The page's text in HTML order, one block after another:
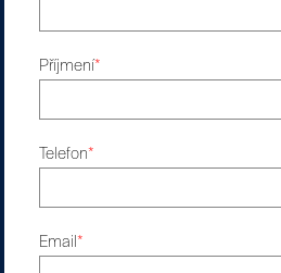
Příjmení*
Telefon*
Email*